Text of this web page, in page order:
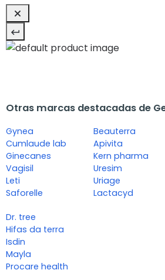
Otras marcas destacadas de
Gynea
Cumlaude lab
Ginecanes
Vagisil
Leti
Saforelle
Beauterra
Apivita
Kern pharma
Uresim
Uriage
Lactacyd
Dr. tree
Hifas da terra
Isdin
Mayla
Procare health